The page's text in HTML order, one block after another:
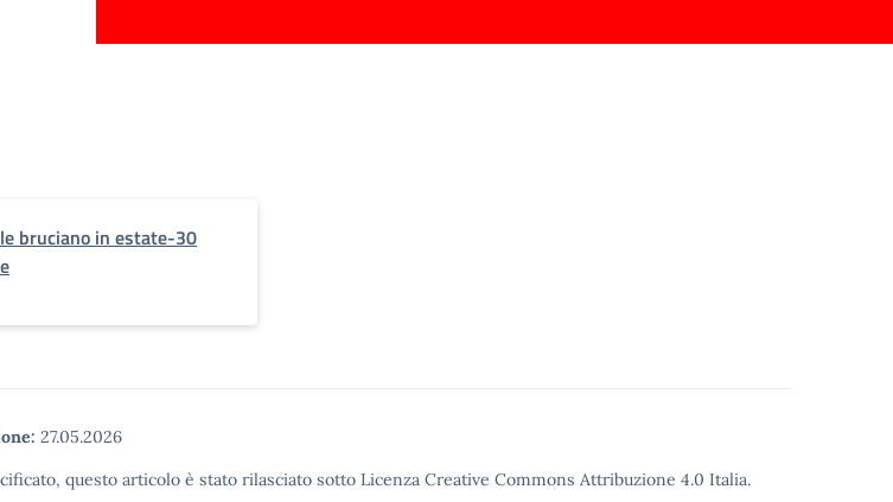
bruciano in estate-30
27.05.2026
questo articolo è stato rilasciato sotto Licenza Creative Commons Attribuzione 4.0 Italia.